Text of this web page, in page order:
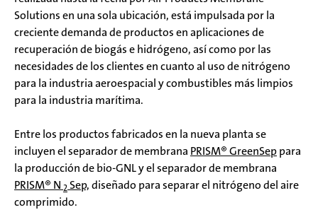
Solutions en una sola ubicación, está impulsada por la
creciente demanda de productos en aplicaciones de
recuperación de biogás e hidrógeno, así como por las
necesidades de los clientes en cuanto al uso de nitrógeno
para la industria aeroespacial y combustibles más limpios
para la industria marítima.
Entre los productos fabricados en la nueva planta se
incluyen el separador de membrana PRISM® GreenSeppara
la producción de bio-GNL y el separador de membrana
PRISM® N 2Sep,diseñado para separar el nitrógeno del aire
comprimido.